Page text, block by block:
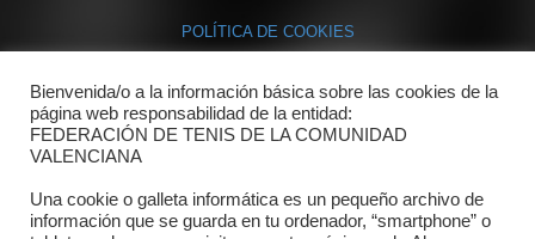
POLÍTICA DE COOKIES
Contacto
Dónde estamos
Directorio departamentos
Bienvenida/o a la información básica sobre las cookies de la
página web responsabilidad de la entidad:
FEDERACIÓN DE TENIS DE LA COMUNIDAD
VALENCIANA
Una cookie o galleta informática es un pequeño archivo de
información que se guarda en tu ordenador, “smartphone” o